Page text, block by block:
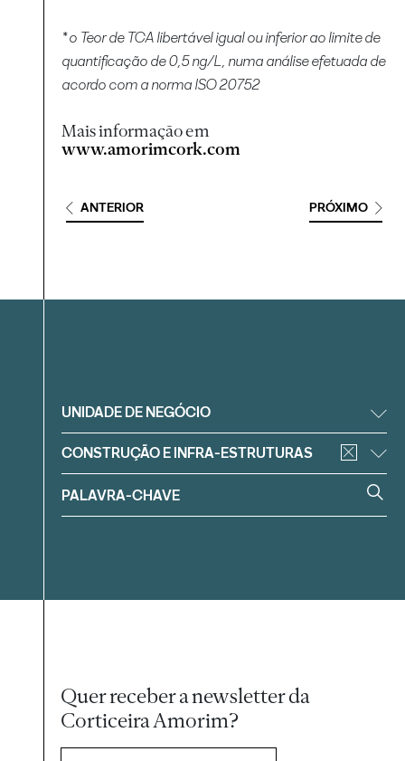
* o Teor de TCA libertável igual ou inferior ao limite de
quantificação de 0,5 ng/L, numa análise efetuada de
acordo com a norma ISO 20752
Mais informação em
www.amorimcork.com
ANTERIOR PRÓXIMO
Filtrar
UNIDADE DE NEGÓCIO
CONSTRUÇÃO E INFRA-ESTRUTURAS
Quer receber a newsletter da
Corticeira Amorim?